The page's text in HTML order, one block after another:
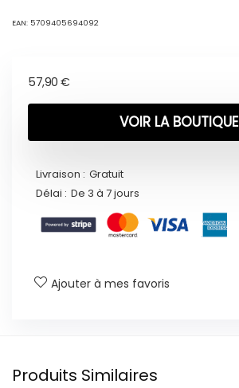
EAN: 5709405694092
57,90 €
VOIR LA BOUTIQUE
Livraison : Gratuit
Délai : De 3 à 7 jours
Ajouter à mes favoris
Produits Similaires